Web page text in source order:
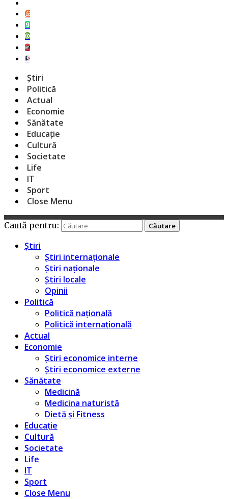
Știri
Politică
Actual
Economie
Sănătate
Educație
Cultură
Societate
Life
IT
Sport
Close Menu
Caută pentru:
Știri
Știri internaționale
Știri naționale
Știri locale
Opinii
Politică
Politică națională
Politică internațională
Actual
Economie
Știri economice interne
Știri economice externe
Sănătate
Medicină
Medicina naturistă
Dietă și Fitness
Educație
Cultură
Societate
Life
IT
Sport
Close Menu